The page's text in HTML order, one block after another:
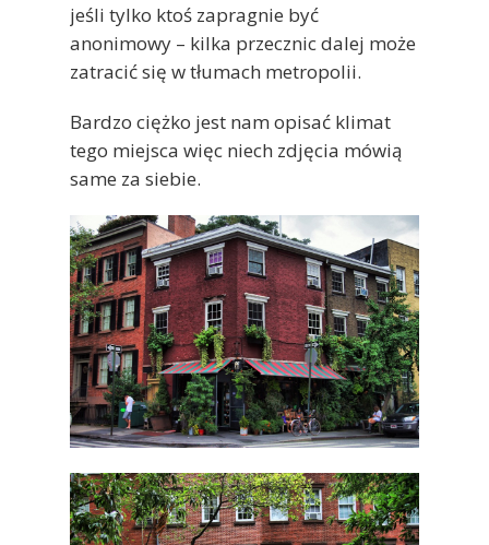
jeśli tylko ktoś zapragnie być
anonimowy – kilka przecznic dalej może
zatracić się w tłumach metropolii.
Bardzo ciężko jest nam opisać klimat
tego miejsca więc niech zdjęcia mówią
same za siebie.